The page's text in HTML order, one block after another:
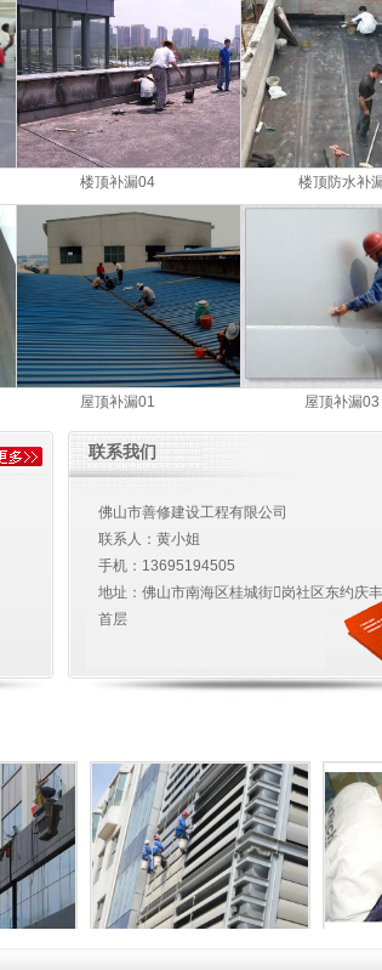
楼顶补漏04 楼顶防水补
屋顶补漏01 屋顶补漏03
联系我们
佛山市善修建设工程有限公司
联系人：黄小姐
手机： 13695194505
地址：佛山市南海区桂城街岗社区东约庆
首层